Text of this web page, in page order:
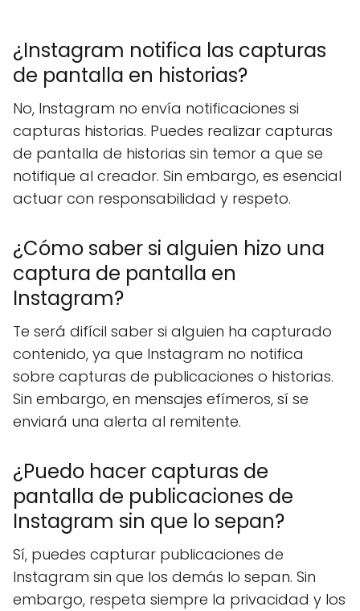
¿Instagram notifica las capturas
de pantalla en historias?
No, Instagram no envía notificaciones si
capturas historias. Puedes realizar capturas
de pantalla de historias sin temor a que se
notifique al creador. Sin embargo, es esencial
actuar con responsabilidad y respeto.
¿Cómo saber si alguien hizo una
captura de pantalla en
Instagram?
Te será difícil saber si alguien ha capturado
contenido, ya que Instagram no notifica
sobre capturas de publicaciones o historias.
Sin embargo, en mensajes efímeros, sí se
enviará una alerta al remitente.
¿Puedo hacer capturas de
pantalla de publicaciones de
Instagram sin que lo sepan?
Sí, puedes capturar publicaciones de
Instagram sin que los demás lo sepan. Sin
embargo, respeta siempre la privacidad y los